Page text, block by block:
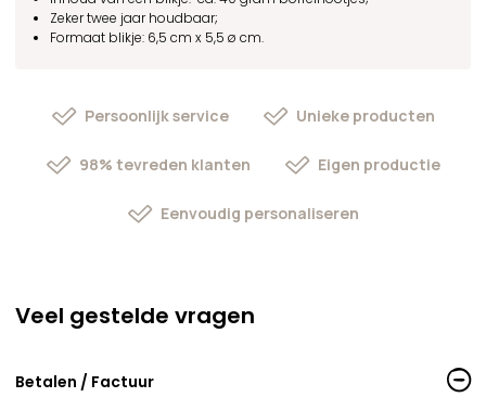
Zeker twee jaar houdbaar;
Formaat blikje: 6,5 cm x 5,5 ø cm.
Persoonlijk service Unieke producten
98% tevreden klanten Eigen productie
Eenvoudig personaliseren
Veel gestelde vragen
Betalen / Factuur